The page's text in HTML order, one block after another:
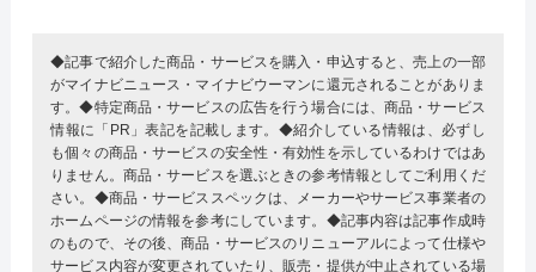
◆記事で紹介した商品・サービスを購入・申込すると、売上の一部
がマイナビニュース・マイナビウーマンに還元されることがありま
す。◆特定商品・サービスの広告を行う場合には、商品・サービス
情報に「PR」表記を記載します。◆紹介している情報は、必ずし
も個々の商品・サービスの安全性・有効性を示しているわけではあ
りません。商品・サービスを選ぶときの参考情報としてご利用くだ
さい。◆商品・サービススペックは、メーカーやサービス事業者の
ホームページの情報を参考にしています。◆記事内容は記事作成時
のもので、その後、商品・サービスのリニューアルによって仕様や
サービス内容が変更されていたり、販売・提供が中止されている場